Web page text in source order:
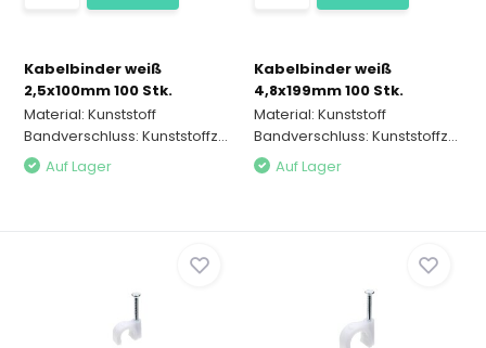
Kabelbinder weiß
2,5x100mm 100 Stk.
Material: Kunststoff
Bandverschluss: Kunststoffz...
Auf Lager
Kabelbinder weiß
4,8x199mm 100 Stk.
Material: Kunststoff
Bandverschluss: Kunststoffz...
Auf Lager